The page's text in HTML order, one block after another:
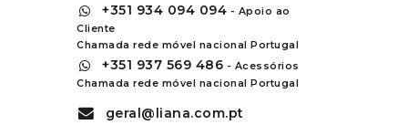
+351 934 094 094 - Apoio ao
Cliente
Chamada rede móvel nacional Portugal
+351 937 569 486 - Acessórios
Chamada rede móvel nacional Portugal
geral@liana.com.pt